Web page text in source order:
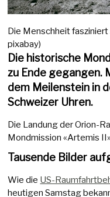
Die Menschheit
pixabay)
Die historische
zu Ende gegangen.
dem Meilenstein in
Schweizer Uhren.
Die Landung der Orion-
Mondmission «Artemis
Tausende Bilder
Wie die US-
heutigen Samstag